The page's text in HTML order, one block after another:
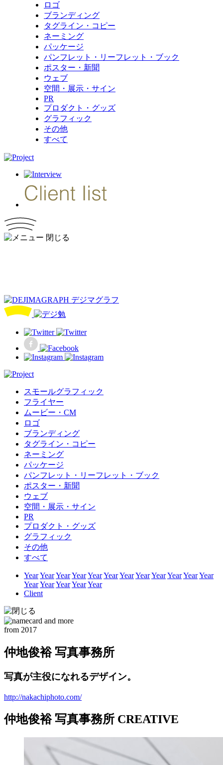
ロゴ
ブランディング
タグライン・コピー
ネーミング
パッケージ
パンフレット・リーフレット・ブック
ポスター・新聞
ウェブ
空間・展示・サイン
PR
プロダクト・グッズ
グラフィック
その他
すべて
スモールグラフィック
フライヤー
ムービー・CM
ロゴ
ブランディング
タグライン・コピー
ネーミング
パッケージ
パンフレット・リーフレット・ブック
ポスター・新聞
ウェブ
空間・展示・サイン
PR
プロダクト・グッズ
グラフィック
その他
すべて
YearYearYearYearYearYearYearYearYearYearYearYear
YearYearYearYearYear
Client
from 2017
仲地俊裕 写真事務所
写真が主役になれるデザイン。
http://nakachiphoto.com/
仲地俊裕 写真事務所 CREATIVE